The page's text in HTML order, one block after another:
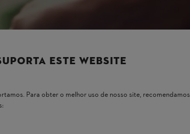
ESTE WEBSITE
Para obter o melhor uso de nosso site, recomendamos